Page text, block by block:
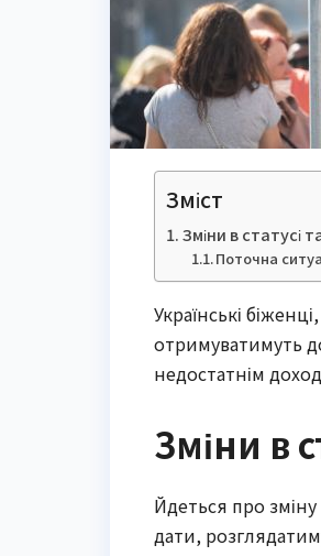
Зміст
Зміни в статусі
Поточна
Українські
отримуватимуть
недостатнім
Зміни в
Йдеться про зміну
дати,